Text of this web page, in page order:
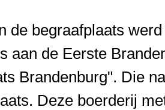
de begraafplaats
aan de Eerste
Brandenburg". Die
Deze boerderij